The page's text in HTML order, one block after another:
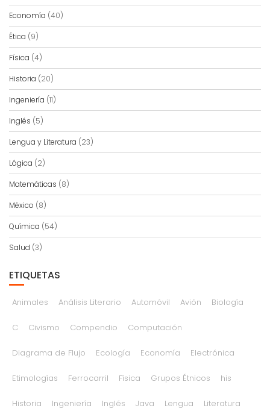
Economía (40)
Ética (9)
Física (4)
Historia (20)
Ingeniería (11)
Inglés (5)
Lengua y Literatura (23)
Lógica (2)
Matemáticas (8)
México (8)
Química (54)
Salud (3)
ETIQUETAS
Animales Análisis Literario Automóvil Avión Biología
C Civismo Compendio Computación
Diagrama de Flujo Ecología Economía Electrónica
Etimologías Ferrocarril Física Grupos Étnicos his
Historia Ingeniería Inglés Java Lengua Literatura